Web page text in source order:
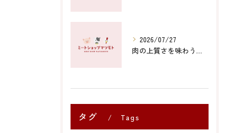
2026/07/27
肉の上質さを味わう山口県防府市と下関市の至福体験徹底ガイド
タグ Tags